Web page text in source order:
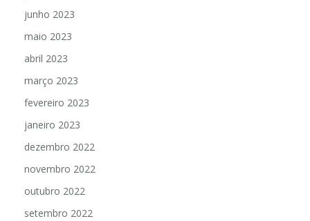
junho 2023
maio 2023
abril 2023
março 2023
fevereiro 2023
janeiro 2023
dezembro 2022
novembro 2022
outubro 2022
setembro 2022